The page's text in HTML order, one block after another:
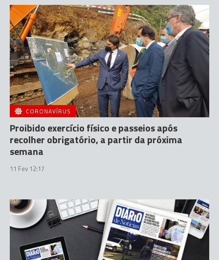
CORONAVÍRUS
Proibido exercício físico e passeios após
recolher obrigatório, a partir da próxima
semana
11 Fev 12:17